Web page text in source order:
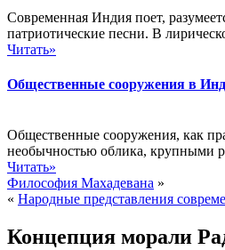
Современная Индия поет,
патриотические песни. В
Читать»
Общественные сооружения в
Общественные сооружения, как
необычностью облика, крупными
Читать»
Философия Махадевана »
« Народные представления
Концепция морали